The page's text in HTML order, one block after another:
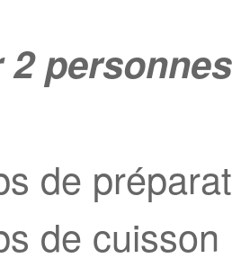
2 personnes
de
de